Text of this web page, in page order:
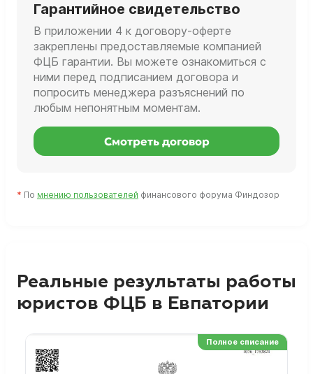
Гарантийное свидетельство
В приложении 4 к договору-оферте
закреплены предоставляемые компанией
ФЦБ гарантии. Вы можете ознакомиться с
ними перед подписанием договора и
попросить менеджера разъяснений по
любым непонятным моментам.
Смотреть договор
* По мнению пользователей финансового форума Финдозор
Реальные результаты работы
юристов ФЦБ в Евпатории
Полное списание